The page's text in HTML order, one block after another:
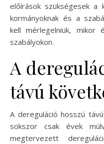
előírások szükségesek a
kormányoknak és a
kell mérlegelniük, mikor
szabályokon.
A
távú
A dereguláció hosszú
sokszor csak évek
megtervezett